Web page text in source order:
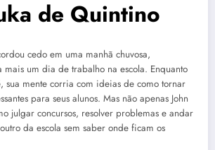
de Quintino
cedo em uma manhã chuvosa,
mais um dia de trabalho na escola. Enquanto
sua mente corria com ideias de como tornar
para seus alunos. Mas não apenas John
julgar concursos, resolver problemas e andar
da escola sem saber onde ficam os